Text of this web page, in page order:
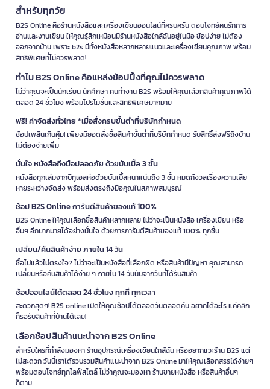
สำหรับทุกวัย
B2S Online คือร้านหนังสือและเครื่องเขียนออนไลน์ที่ครบครัน ตอบโจทย์คนรักการ
อ่านและงานเขียน ให้คุณรู้สึกเหมือนมีร้านหนังสือใกล้ฉันอยู่ในมือ ช้อปง่าย ไม่ต้อง
ออกจากบ้าน เพราะ b2s มีทั้งหนังสือหลากหลายแนวและเครื่องเขียนคุณภาพ พร้อม
สิทธิพิเศษที่ไม่ควรพลาด!
ทำไม B2S Online คือแหล่งช้อปปิ้งที่คุณไม่ควรพลาด
ไม่ว่าคุณจะเป็นนักเรียน นักศึกษา คนทำงาน B2S พร้อมให้คุณเลือกสินค้าคุณภาพได้
ตลอด 24 ชั่วโมง พร้อมโปรโมชั่นและสิทธิพิเศษมากมาย
ฟรี! ค่าจัดส่งทั่วไทย *เมื่อสั่งครบขั้นต่ำที่บริษัทกำหนด
ช้อปเพลินเกินคุ้ม! เพียงมียอดสั่งซื้อสินค้าขั้นต่ำที่บริษัทกำหนด รับสิทธิ์ส่งฟรีถึงบ้าน
ไม่ต้องจ่ายเพิ่ม
มั่นใจ หนังสือถึงมือปลอดภัย ด้วยบับเบิ้ล 3 ชั้น
หนังสือทุกเล่มจากบีทูเอสห่อด้วยบับเบิ้ลหนาแน่นถึง 3 ชั้น หมดกังวลเรื่องความเสีย
หายระหว่างจัดส่ง พร้อมส่งตรงถึงมือคุณในสภาพสมบูรณ์
ช้อป B2S Online การันตีสินค้าของแท้ 100%
B2S Online ให้คุณเลือกซื้อสินค้าหลากหลาย ไม่ว่าจะเป็นหนังสือ เครื่องเขียน หรือ
อื่นๆ อีกมากมายได้อย่างมั่นใจ ด้วยการการันตีสินค้าของแท้ 100% ทุกชิ้น
เปลี่ยน/คืนสินค้าง่าย ภายใน 14 วัน
ซื้อไปแล้วไม่ตรงใจ? ไม่ว่าจะเป็นหนังสือที่เลือกผิด หรือสินค้ามีปัญหา คุณสามารถ
เปลี่ยนหรือคืนสินค้าได้ง่าย ๆ ภายใน 14 วันนับจากวันที่ได้รับสินค้า
ช้อปออนไลน์ได้ตลอด 24 ชั่วโมง ทุกที่ ทุกเวลา
สะดวกสุดๆ! B2S online เปิดให้คุณช้อปได้ตลอดวันตลอดคืน อยากได้อะไร แค่คลิก
ก็รอรับสินค้าที่บ้านได้เลย!
เลือกช้อปสินค้าแนะนำจาก B2S Online
สำหรับใครที่กำลังมองหา ร้านอุปกรณ์เครื่องเขียนใกล้ฉัน หรืออยากแวะร้าน B2S แต่
ไม่สะดวก วันนี้เราได้รวบรวมสินค้าแนะนำจาก B2S Online มาให้คุณเลือกสรรได้ง่ายๆ
พร้อมตอบโจทย์ทุกไลฟ์สไตล์ ไม่ว่าคุณจะมองหา ร้านขายหนังสือ หรือสินค้าอื่นๆ
ก็ตาม